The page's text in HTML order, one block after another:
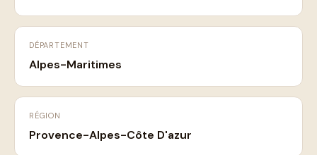
DÉPARTEMENT
Alpes-Maritimes
RÉGION
Provence-Alpes-Côte D'azur